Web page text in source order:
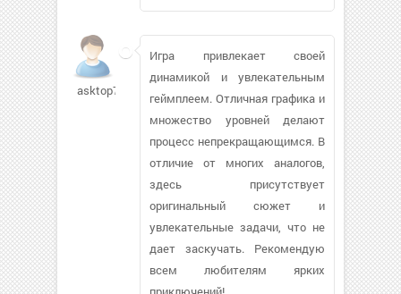
asktop73
Игра привлекает своей
динамикой и увлекательным
геймплеем. Отличная графика и
множество уровней делают
процесс непрекращающимся. В
отличие от многих аналогов,
здесь присутствует
оригинальный сюжет и
увлекательные задачи, что не
дает заскучать. Рекомендую
всем любителям ярких